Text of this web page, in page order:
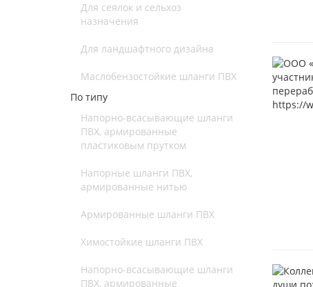
Для сеялок и сельхоз
назначения
Для ландшафтного дизайна
Маслобензостойкие шланги ПВХ
По типу
Напорно-всасывающие шланги
ПВХ, армированные
пластиковым прутком
Напорные шланги ПВХ,
армированные нитью
Армированные шланги ПВХ
Химостойкие шланги ПВХ
Напорно-всасывающие шланги
ПВХ, армированные